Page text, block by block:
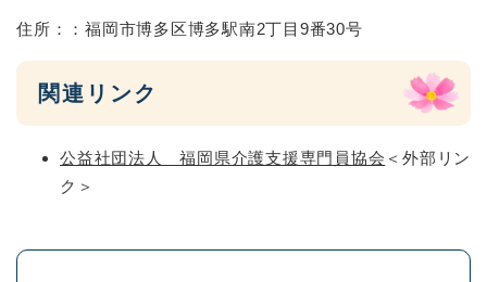
住所：：福岡市博多区博多駅南2丁目9番30号
関連リンク
公益社団法人 福岡県介護支援専門員協会 ＜外部リン
ク＞